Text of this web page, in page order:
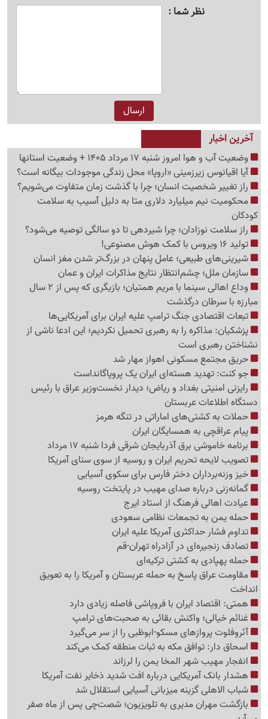
نظر شما
آخرین اخبار
وضعیت آب و هوا امروز شنبه 17 مرداد 1405 + وضعیت استانها
آیا اقیانوس زیرزمینی «اروپا» محل زندگی موجودات بیگانه است؟
راز تغییر شخصیت انسان؛ چرا با گذشت زمان متفاوت می‌شویم؟
محکومیت نیم میلیارد دلاری متا به دلیل آسیب به سلامت
کودکان
راز سلامت نوزادان؛ چرا شیردهی تا دو سالگی توصیه می‌شود؟
تولید 16 ویروس با کمک هوش مصنوعی!
شیرینی‌های طبیعی؛ عامل پنهان در بزرگ‌تر شدن مغز انسان
سازمان ملل؛ چشم‌انتظار نتایج مذاکرات ایران و عمان
وداع اهالی سینما با مریم همتیان؛ بازیگری که پس از 2 سال
مبارزه با سرطان درگذشت
تبعات اقتصادی جنگ ترامپ علیه ایران برای آمریکایی‌ها
پزشکیان: مذاکره را به رهبری تحمیل نکردیم؛ این ادعا ناشی از
نشناختن رهبری است
حریق مجتمع مسکونی اهواز مهار شد
جو کنت: تهدید هسته‌ای ایران یک پروپاگانداست
رایزنی امنیتی بغداد و ریاض؛ دیدار نخست‌وزیر عراق با رئیس
دستگاه اطلاعات عربستان
حملات به کشتی‌های اماراتی در تنگه هرمز
پیام عراقچی به همسایگان ایران
برنامه خاموشی برق آذربایجان شرقی فردا شنبه 17 مرداد
تصویب لایحه تحریم ایران و روسیه از سوی سنای آمریکا
خیز وزنه‌برداران دختر فارس برای سکوی آسیایی
گمانه‌زنی درباره صدای مهیب در پایتخت روسیه
عیادت اهالی فرهنگ از استاد ایرج
حمله یمن به تجمعات نظامی سعودی
تداوم فشار حداکثری آمریکا علیه ایران
تصادف زنجیره‌ای در آزادراه تهران-قم
حمله پهپادی به کشتی ترکیه‌ای
مقاومت عراق پاسخ به حمله عربستان و آمریکا را به تعویق
انداخت
همتی: اقتصاد ایران با فروپاشی فاصله زیادی دارد
غنائم خیالی؛ واکنش بقائی به صحبت‌های ترامپ
آئروفلوت پروازهای مسکو-ابوظبی را از سر می‌گیرد
اسحاق دار: توافق مکه به ثبات منطقه کمک می‌کند
انفجار مهیب شهر المخا یمن را لرزاند
هشدار بانک آمریکایی درباره افت شدید ذخایر نفت آمریکا
شباب الاهلی گزینه میزبانی آسیایی استقلال شد
بازگشت مهران مدیری به تلویزیون؛ شصت‌چی پس از ماه صفر